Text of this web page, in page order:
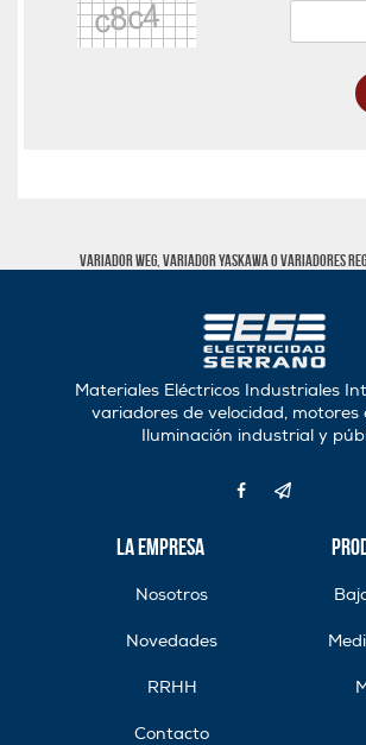
Variador WEG, Variador Yaskawa o Variadores
Materiales Eléctricos Industriales
variadores de velocidad, motores
Iluminación industrial y
La Empresa
Nosotros
Novedades
RRHH
Contacto